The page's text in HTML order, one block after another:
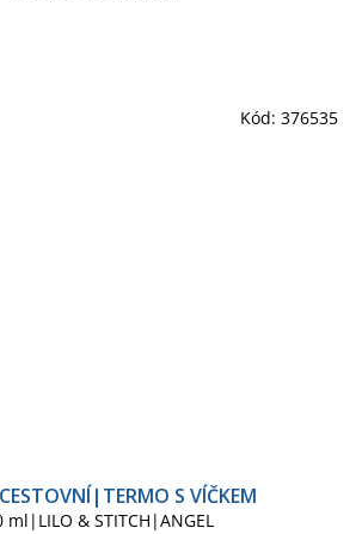
S VÍČKEM
ml|LILO & STITCH|ANGEL
Kód: 376535